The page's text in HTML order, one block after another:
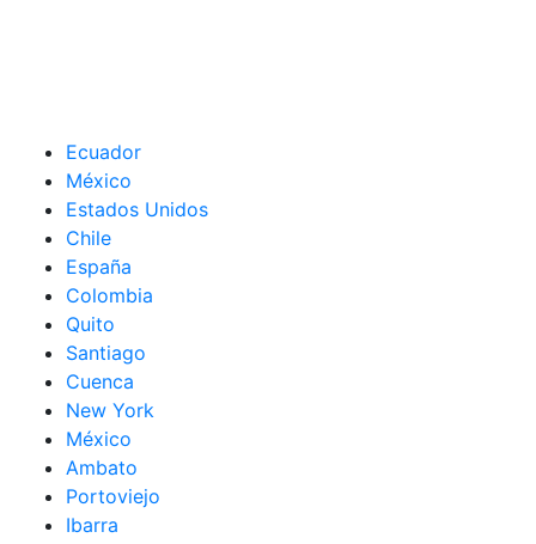
Ecuador
México
Estados Unidos
Chile
España
Colombia
Quito
Santiago
Cuenca
New York
México
Ambato
Portoviejo
Ibarra